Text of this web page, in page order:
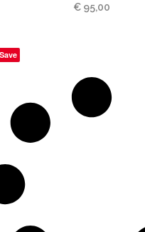
€ 95,00
Save